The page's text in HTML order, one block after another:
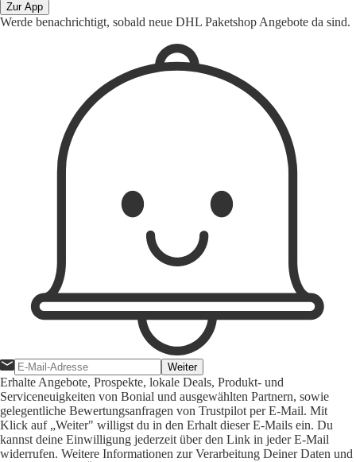
Zur App
Werde benachrichtigt, sobald neue DHL Paketshop Angebote da sind.
Weiter
Erhalte Angebote, Prospekte, lokale Deals, Produkt- und
Serviceneuigkeiten von Bonial und ausgewählten Partnern, sowie
gelegentliche Bewertungsanfragen von Trustpilot per E-Mail. Mit
Klick auf „Weiter" willigst du in den Erhalt dieser E-Mails ein. Du
kannst deine Einwilligung jederzeit über den Link in jeder E-Mail
widerrufen. Weitere Informationen zur Verarbeitung Deiner Daten und